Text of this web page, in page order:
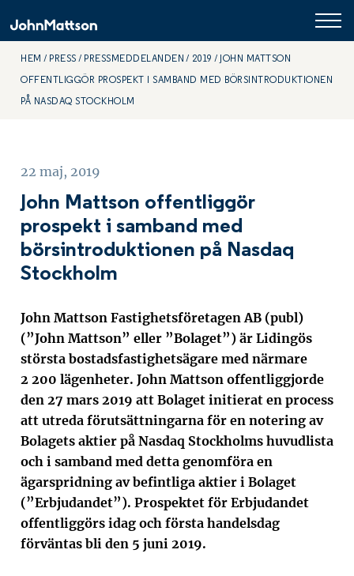
HEM PRESS PRESSMEDDELANDEN 2019 JOHN MATTSON
OFFENTLIGGÖR PROSPEKT I SAMBAND MED BÖRSINTRODUKTIONEN
PÅ NASDAQ STOCKHOLM
22 maj, 2019
John Mattson offentliggör
prospekt i samband med
börsintroduktionen på Nasdaq
Stockholm
John Mattson Fastighetsföretagen AB (publ)
(”John Mattson” eller ”Bolaget”) är Lidingös
största bostadsfastighetsägare med närmare
2 200 lägenheter. John Mattson offentliggjorde
den 27 mars 2019 att Bolaget initierat en process
att utreda förutsättningarna för en notering av
Bolagets aktier på Nasdaq Stockholms huvudlista
och i samband med detta genomföra en
ägarspridning av befintliga aktier i Bolaget
(”Erbjudandet”). Prospektet för Erbjudandet
offentliggörs idag och första handelsdag
förväntas bli den 5 juni 2019.